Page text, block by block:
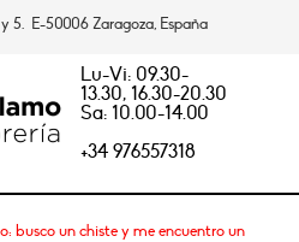
5. E-50006 Zaragoza, España
Lu-Vi: 09.30-
13.30, 16.30-20.30
Sa: 10.00-14.00
+34 976557318
busco un chiste y me encuentro un